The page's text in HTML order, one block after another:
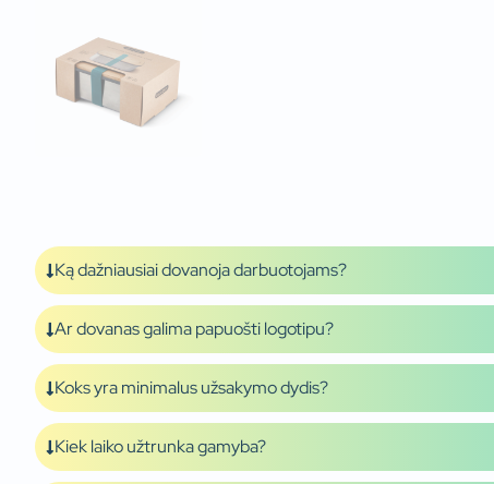
Ką dažniausiai dovanoja darbuotojams?
Ar dovanas galima papuošti logotipu?
Koks yra minimalus užsakymo dydis?
Kiek laiko užtrunka gamyba?